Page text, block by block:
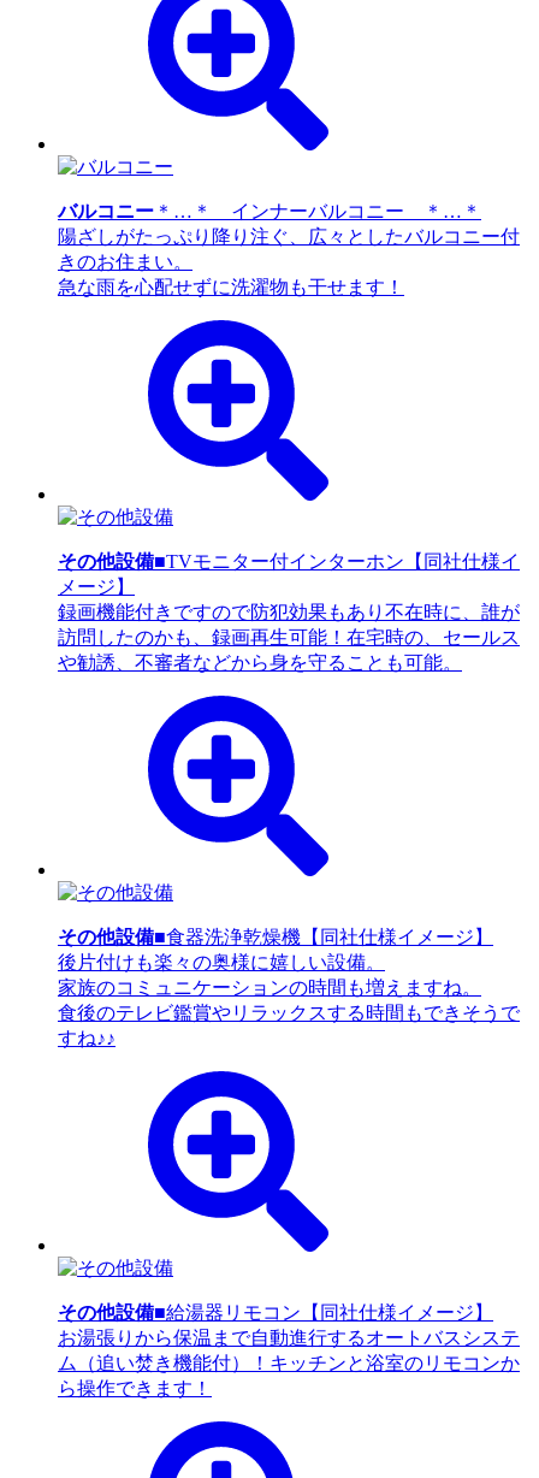
バルコニー ＊…＊ インナーバルコニー ＊…＊
陽ざしがたっぷり降り注ぐ、広々としたバルコニー付
きのお住まい。
急な雨を心配せずに洗濯物も干せます！
その他設備■TVモニター付インターホン【同社仕様イ
メージ】
録画機能付きですので防犯効果もあり不在時に、誰が
訪問したのかも、録画再生可能！在宅時の、セールス
や勧誘、不審者などから身を守ることも可能。
その他設備■食器洗浄乾燥機【同社仕様イメージ】
後片付けも楽々の奥様に嬉しい設備。
家族のコミュニケーションの時間も増えますね。
食後のテレビ鑑賞やリラックスする時間もできそうで
すね♪♪
その他設備■給湯器リモコン【同社仕様イメージ】
お湯張りから保温まで自動進行するオートバスシステ
ム（追い焚き機能付）！キッチンと浴室のリモコンか
ら操作できます！